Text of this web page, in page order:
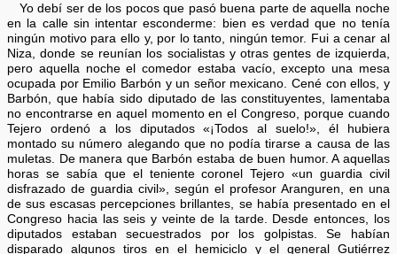
Yo debí ser de los pocos que pasó buena parte de aquella noche
en la calle sin intentar esconderme: bien es verdad que no tenía
ningún motivo para ello y, por lo tanto, ningún temor. Fui a cenar al
Niza, donde se reunían los socialistas y otras gentes de izquierda,
pero aquella noche el comedor estaba vacío, excepto una mesa
ocupada por Emilio Barbón y un señor mexicano. Cené con ellos, y
Barbón, que había sido diputado de las constituyentes, lamentaba
no encontrarse en aquel momento en el Congreso, porque cuando
Tejero ordenó a los diputados «¡Todos al suelo!», él hubiera
montado su número alegando que no podía tirarse a causa de las
muletas. De manera que Barbón estaba de buen humor. A aquellas
horas se sabía que el teniente coronel Tejero «un guardia civil
disfrazado de guardia civil», según el profesor Aranguren, en una
de sus escasas percepciones brillantes, se había presentado en el
Congreso hacia las seis y veinte de la tarde. Desde entonces, los
diputados estaban secuestrados por los golpistas. Se habían
disparado algunos tiros en el hemiciclo y el general Gutiérrez